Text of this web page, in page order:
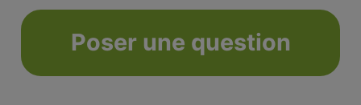
Poser une question